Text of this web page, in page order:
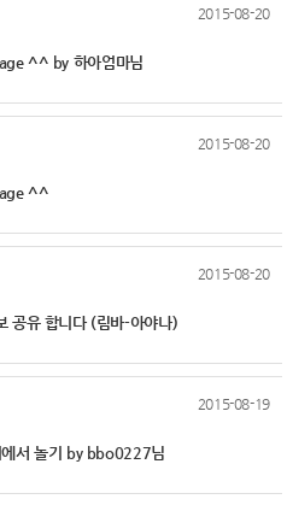
2015-08-20
^^ by 하아엄마님
2015-08-20
^^
2015-08-20
공유 합니다 (림바-아야나)
2015-08-19
서 놀기 by bbo0227님